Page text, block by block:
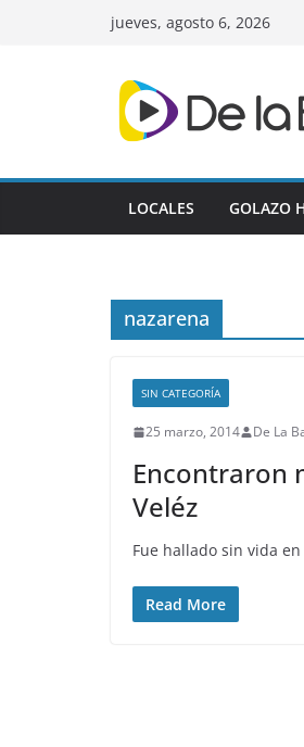
jueves, agosto 6, 2026
LOCALES GOLAZO
nazarena
SIN CATEGORÍA
25 marzo, 2014 De La
Encontraron
Veléz
Fue hallado sin vida
Read More